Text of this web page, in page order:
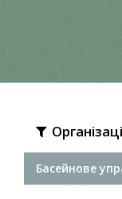
Басейнове